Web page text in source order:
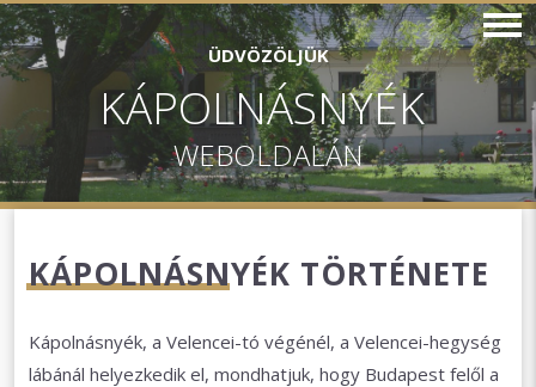
ÜDVÖZÖLJÜK
KÁPOLNÁSNYÉK
WEBOLDALÁN
KÁPOLNÁSNYÉK TÖRTÉNETE
Kápolnásnyék, a Velencei-tó végénél, a Velencei-hegység
lábánál helyezkedik el, mondhatjuk, hogy Budapest felől a